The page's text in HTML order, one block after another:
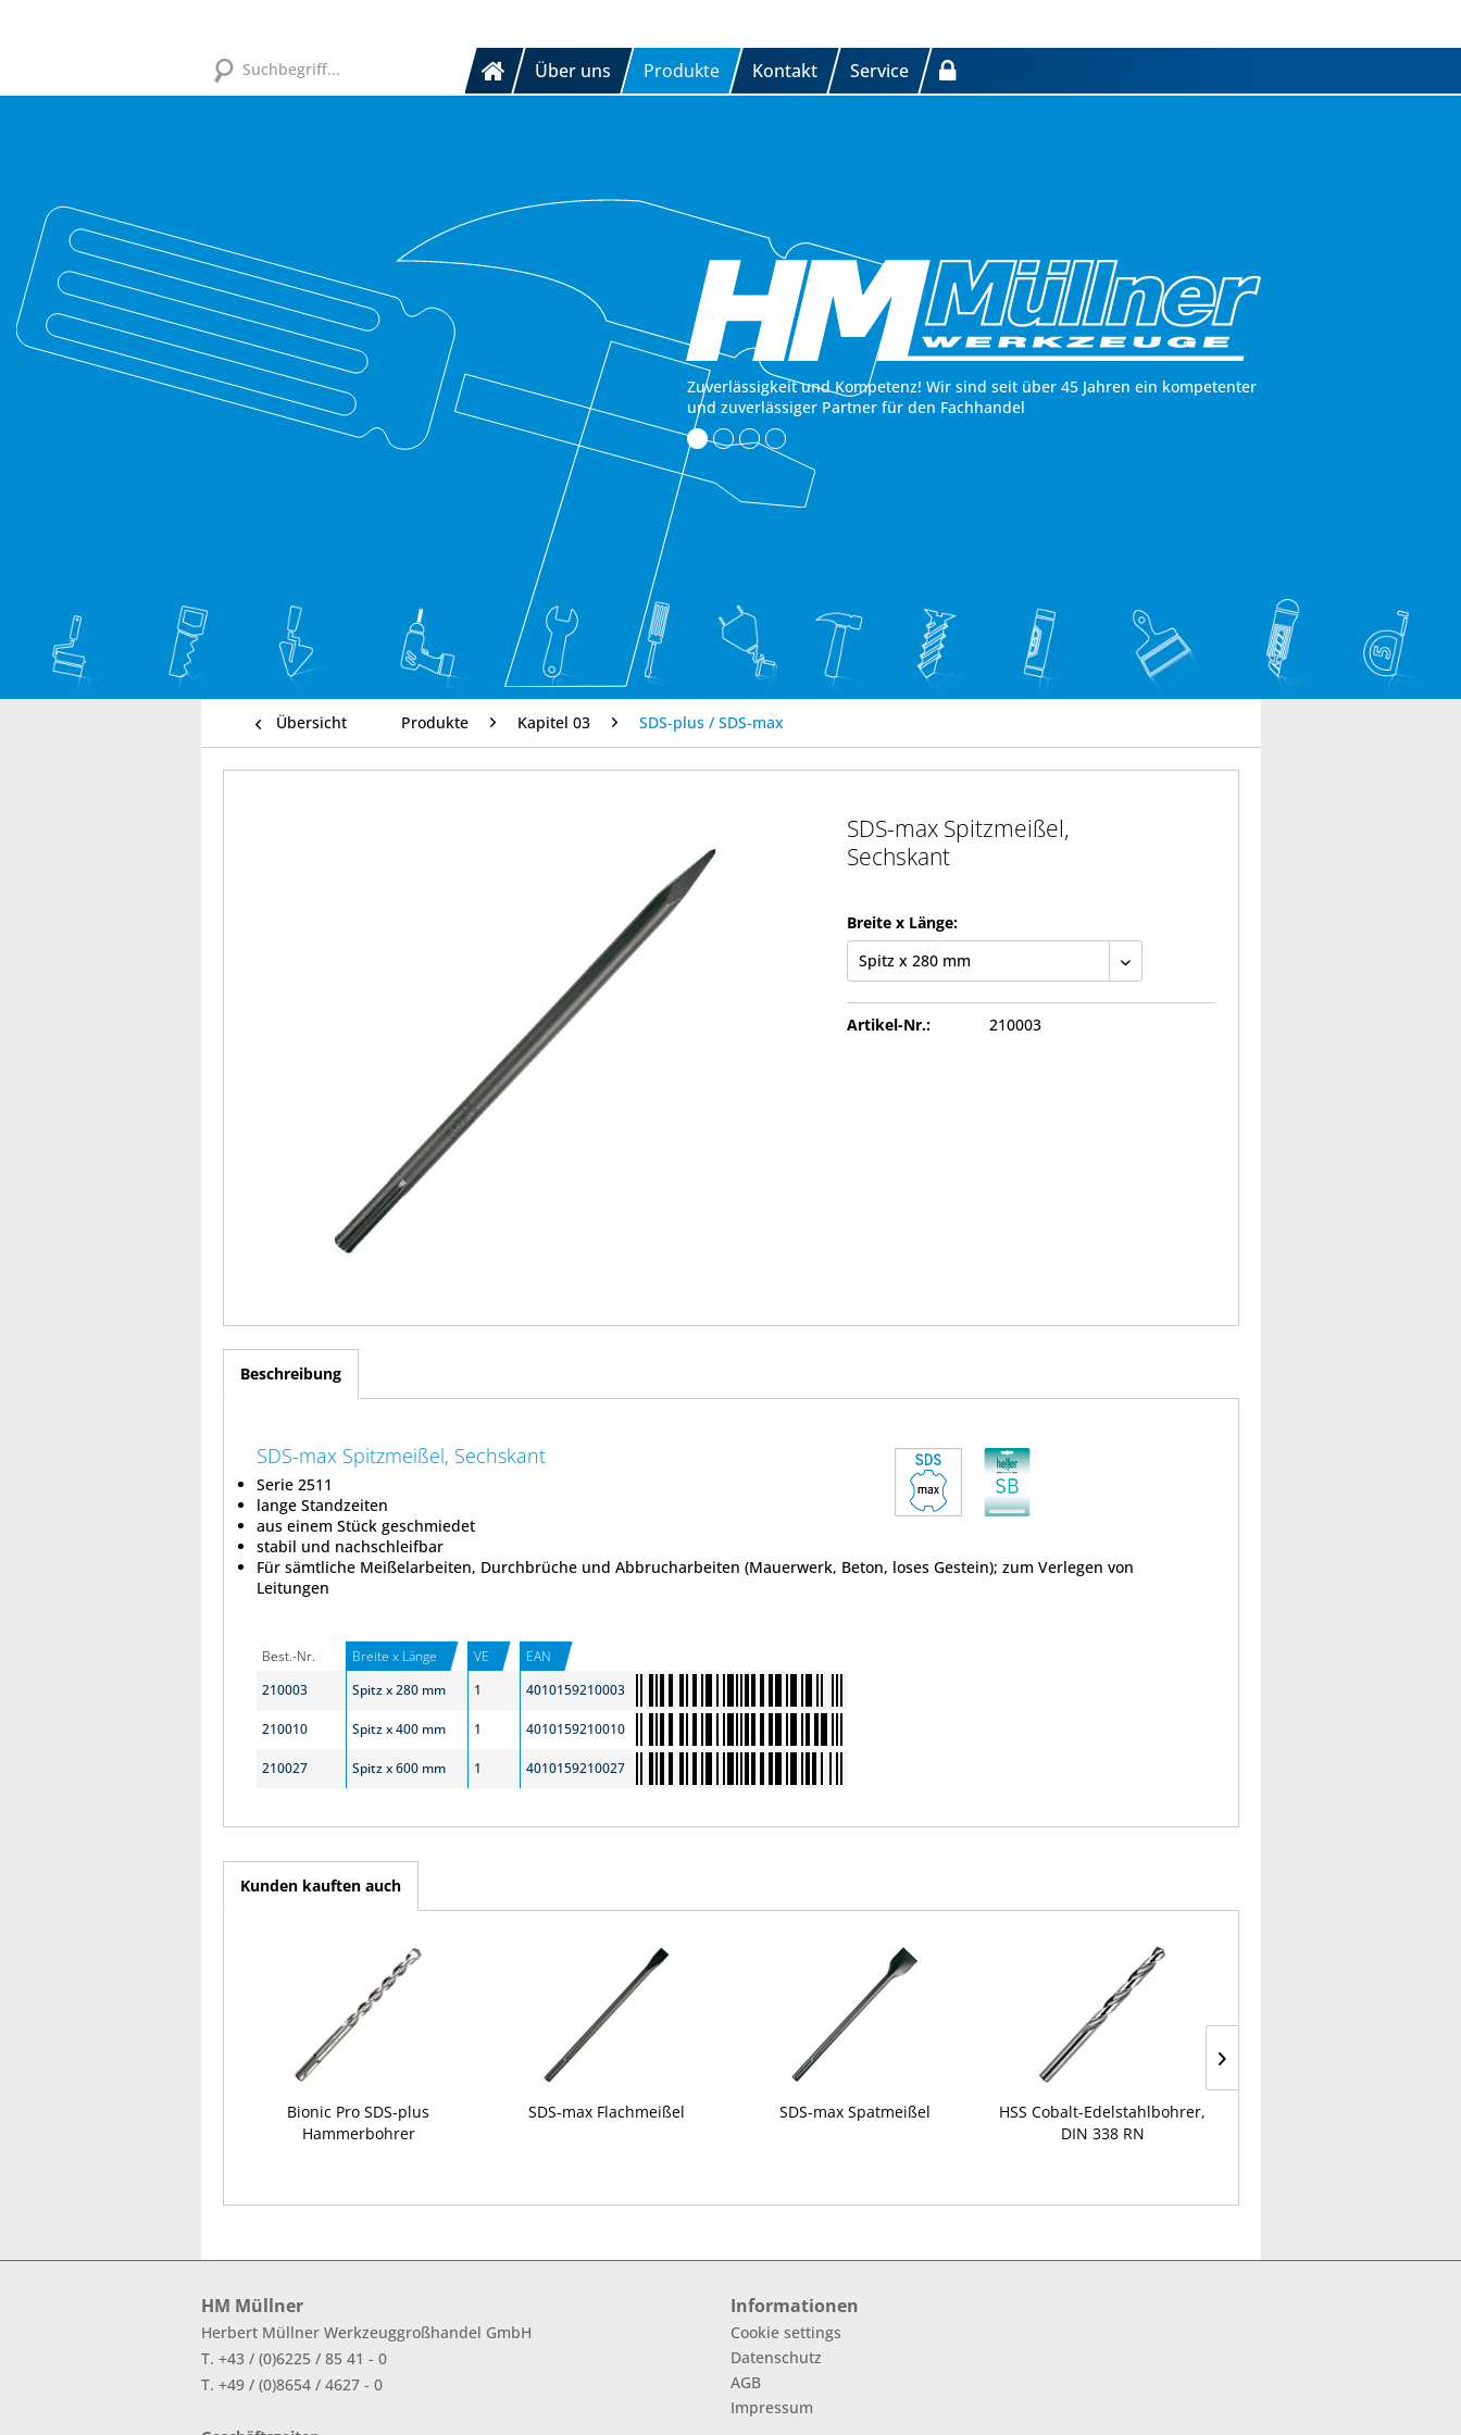
Über uns Produkte Kontakt Service
Zuverlässigkeit und Kompetenz! Wir sind seit über 45 Jahren ein kompetenter
und zuverlässiger Partner für den Fachhandel
Übersicht Produkte Kapitel 03 SDS-plus / SDS-max
SDS-max Spitzmeißel,
Sechskant
Breite x Länge:
Artikel-Nr.: 210003
Beschreibung
SDS-max Spitzmeißel, Sechskant
Serie 2511
lange Standzeiten
aus einem Stück geschmiedet
stabil und nachschleifbar
Für sämtliche Meißelarbeiten, Durchbrüche und Abbrucharbeiten (Mauerwerk, Beton, loses Gestein); zum Verlegen von
Leitungen
Best.-Nr. Breite x Länge VE
EAN
210003
Spitz x 280 mm 1 4010159210003
210010 Spitz x 400 mm 1 4010159210010
210027 Spitz x 600 mm 1 4010159210027
Kunden kauften auch
Bionic Pro SDS-plus
Hammerbohrer
SDS-max Flachmeißel SDS-max Spatmeißel
HSS Cobalt-Edelstahlbohrer,
DIN 338 RN
HM Müllner
Herbert Müllner Werkzeuggroßhandel GmbH
T. +43 / (0)6225 / 85 41 - 0
T. +49 / (0)8654 / 4627 - 0
Informationen
Cookie settings
Datenschutz
AGB
Impressum